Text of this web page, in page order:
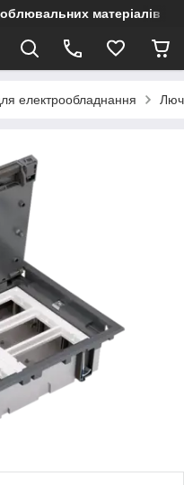
матеріалів
електрообладнання